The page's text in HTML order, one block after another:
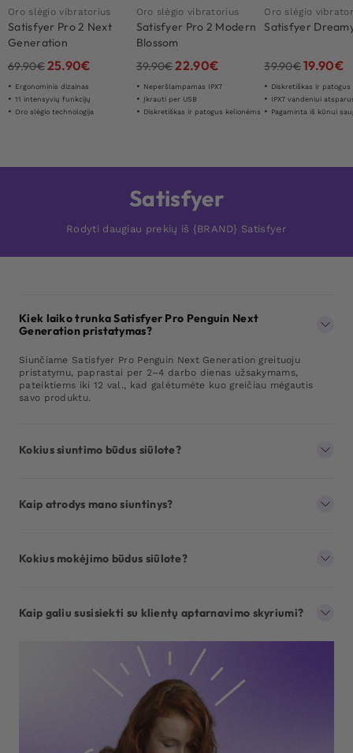
Oro slėgio vibratorius
Satisfyer Pro 2 Next
Generation
69.90€25.90€
Ergonominis dizainas
11 intensyvių funkcijų
Oro slėgio technologija
Oro slėgio vibratorius
Satisfyer Pro 2 Modern
Blossom
39.90€22.90€
Neperšlampamas IPX7
Įkrauti per USB
Diskretiškas ir patogus kelionėms
Oro slėgio
Satisfyer
39.90€19.90€
Diskretiškas ir patogus
IPX7 vandeniui
Pagaminta iš kūnui
Satisfyer
Rodyti daugiau prekių iš {BRAND} Satisfyer
Kiek laiko trunka Satisfyer Pro Penguin Next
Generation pristatymas?
Siunčiame Satisfyer Pro Penguin Next Generation greituoju
pristatymu, paprastai per 2–4 darbo dienas užsakymams,
pateiktiems iki 12 val., kad galėtumėte kuo greičiau mėgautis
savo produktu.
Kokius siuntimo būdus siūlote?
Kaip atrodys mano siuntinys?
Kokius mokėjimo būdus siūlote?
Kaip galiu susisiekti su klientų aptarnavimo skyriumi?